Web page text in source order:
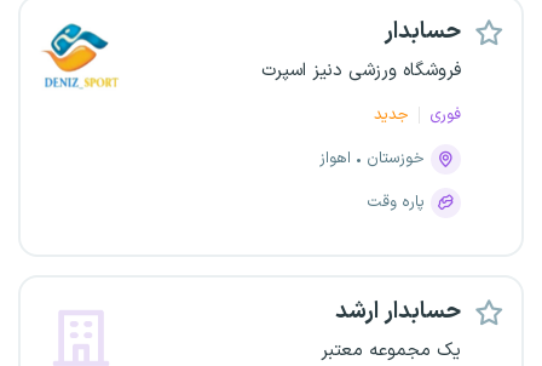
حسابدار
فروشگاه ورزشی دنیز اسپرت
فوری
جدید
خوزستان
اهواز
پاره وقت
حسابدار ارشد
یک مجموعه معتبر